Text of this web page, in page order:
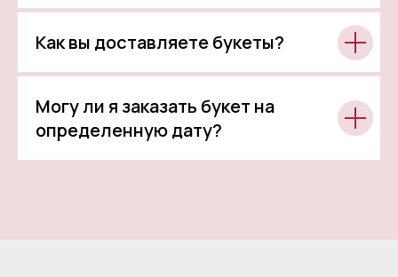
Как вы доставляете букеты?
Могу ли я заказать букет на
определенную дату?